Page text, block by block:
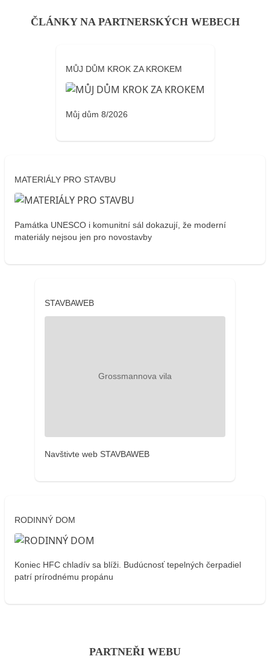
ČLÁNKY NA PARTNERSKÝCH WEBECH
MŮJ DŮM KROK ZA KROKEM
Můj dům 8/2026
MATERIÁLY PRO STAVBU
Památka UNESCO i komunitní sál dokazují, že moderní
materiály nejsou jen pro novostavby
STAVBAWEB
Navštivte web STAVBAWEB
RODINNÝ DOM
Koniec HFC chladív sa blíži. Budúcnosť tepelných čerpadiel
patrí prírodnému propánu
PARTNEŘI WEBU